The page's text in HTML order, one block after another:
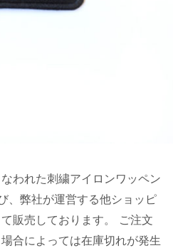
われた刺繍アイロンワッペン
、弊社が運営する他ショッピ
販売しております。 ご注文
合によっては在庫切れが発生